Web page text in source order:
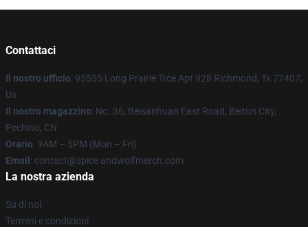
Contattaci
Il nostro ufficio: 95555 Long Prairie Trce Apt 928 Richmond, Tx 77407,
Us
Il nostro magazzino: No. 36, Beisanhuan East Road, Beitun City,
Pechino, CN
Orario: 9AM – 5PM (Mon – Fri)
Email : contact@spice andwolfmerch.com
La nostra azienda
Su di noi
Termini e condizioni